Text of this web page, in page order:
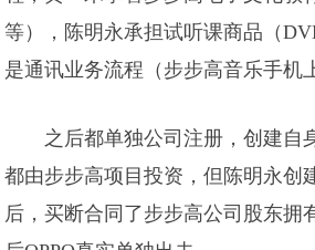
等），陈明永承担试听课商品（
是通讯业务流程（步步高音乐手机
之后都单独公司注册，创建自
都由步步高项目投资，但陈明永创
后，买断合同了步步高公司股东拥